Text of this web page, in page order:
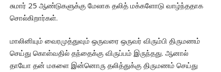
சுமார் 25 ஆண்டுகளுக்கு மேலாக தலித் மக்களோடு வாழ்ந்ததாக
சொல்கிறார்கள்.
மாலினியும் வைரமுத்துவும் ஒருவரை ஒருவர் விரும்பி திருமணம்
செய்து கொள்வதில் தந்தைக்கு விருப்பம் இருந்தது. ஆனால்
தாயோ தன் மகளை இன்னொரு தலித்துக்கு திருமணம் செய்து